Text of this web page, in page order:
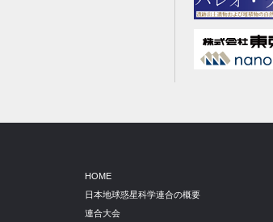
HOME
日本地球惑星科学連合の概要
連合大会